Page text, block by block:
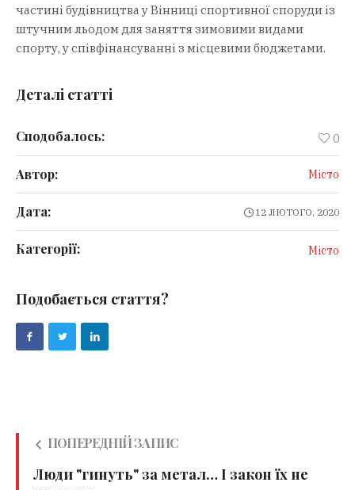
частині будівництва у Вінниці спортивної споруди із
штучним льодом для заняття зимовими видами
спорту, у співфінансуванні з місцевими бюджетами.
Деталі статті
Сподобалось: 0
Автор: Місто
Дата: 12 ЛЮТОГО, 2020
Категорії: Місто
Подобається стаття?
ПОПЕРЕДНІЙ ЗАПИС
Люди "гинуть" за метал… І закон їх не